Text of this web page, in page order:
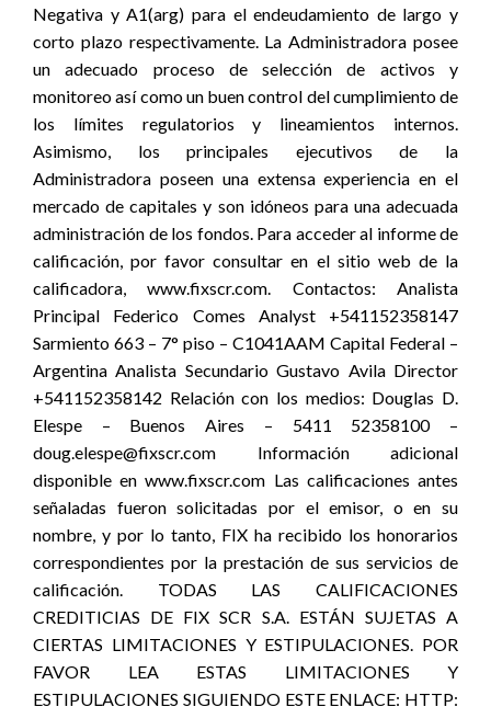
Negativa y A1(arg) para el endeudamiento de largo y
corto plazo respectivamente. La Administradora posee
un adecuado proceso de selección de activos y
monitoreo así como un buen control del cumplimiento de
los límites regulatorios y lineamientos internos.
Asimismo, los principales ejecutivos de la
Administradora poseen una extensa experiencia en el
mercado de capitales y son idóneos para una adecuada
administración de los fondos. Para acceder al informe de
calificación, por favor consultar en el sitio web de la
calificadora, www.fixscr.com. Contactos: Analista
Principal Federico Comes Analyst +541152358147
Sarmiento 663 – 7° piso – C1041AAM Capital Federal –
Argentina Analista Secundario Gustavo Avila Director
+541152358142 Relación con los medios: Douglas D.
Elespe – Buenos Aires – 5411 52358100 –
doug.elespe@fixscr.com Información adicional
disponible en www.fixscr.com Las calificaciones antes
señaladas fueron solicitadas por el emisor, o en su
nombre, y por lo tanto, FIX ha recibido los honorarios
correspondientes por la prestación de sus servicios de
calificación. TODAS LAS CALIFICACIONES
CREDITICIAS DE FIX SCR S.A. ESTÁN SUJETAS A
CIERTAS LIMITACIONES Y ESTIPULACIONES. POR
FAVOR LEA ESTAS LIMITACIONES Y
ESTIPULACIONES SIGUIENDO ESTE ENLACE: HTTP: